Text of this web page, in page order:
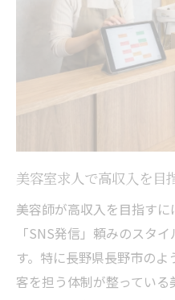
無理な集客不要
方
ワークライフバ
条件とは
フォロワー数＝評価
確かな「技術」と「
価
方法
ワークライフバ
る本当の価値
美容室求人で高収入を目
美容師が高収入を目指す
「SNS発信」頼みのスタ
す。特に長野県長野市の
客を担う体制が整ってい